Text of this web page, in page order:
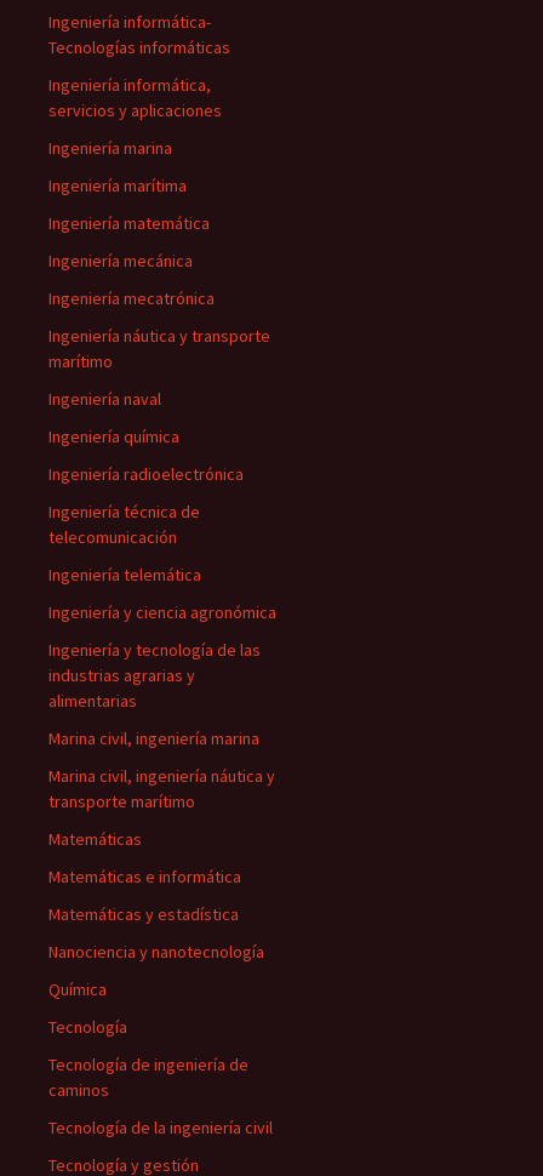
Ingeniería informática-
Tecnologías informáticas
Ingeniería informática,
servicios y aplicaciones
Ingeniería marina
Ingeniería marítima
Ingeniería matemática
Ingeniería mecánica
Ingeniería mecatrónica
Ingeniería náutica y transporte
marítimo
Ingeniería naval
Ingeniería química
Ingeniería radioelectrónica
Ingeniería técnica de
telecomunicación
Ingeniería telemática
Ingeniería y ciencia agronómica
Ingeniería y tecnología de las
industrias agrarias y
alimentarias
Marina civil, ingeniería marina
Marina civil, ingeniería náutica y
transporte marítimo
Matemáticas
Matemáticas e informática
Matemáticas y estadística
Nanociencia y nanotecnología
Química
Tecnología
Tecnología de ingeniería de
caminos
Tecnología de la ingeniería civil
Tecnología y gestión